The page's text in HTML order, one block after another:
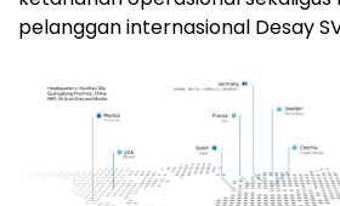
pelanggan internasional Desay